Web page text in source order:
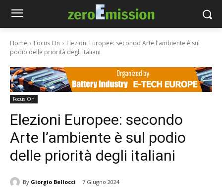
Home Focus On
Elezioni Europee: secondo Arte l'ambiente è sul
podio delle priorità degli italiani
Focus On
Elezioni Europee: secondo
Arte l’ambiente è sul podio
delle priorità degli italiani
By Giorgio Bellocci 7 Giugno 2024